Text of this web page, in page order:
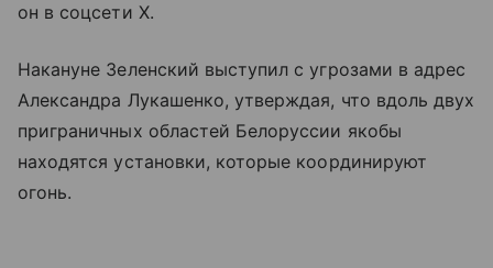
он в соцсети X.
Накануне Зеленский выступил с угрозами в адрес
Александра Лукашенко, утверждая, что вдоль двух
приграничных областей Белоруссии якобы
находятся установки, которые координируют
огонь.